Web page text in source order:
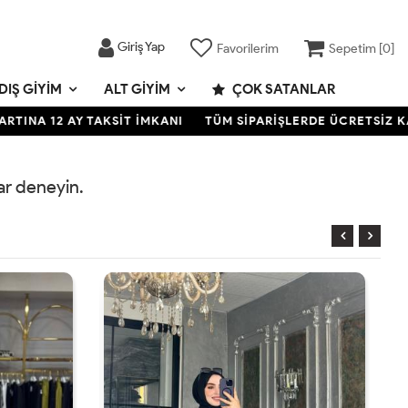
Giriş Yap Favorilerim Sepetim [0]
DIŞ GIYIM ALT GIYIM ÇOK SATANLAR
12 AY TAKSİT İMKANI TÜM SİPARİŞLERDE ÜCRETSİZ
deneyin.